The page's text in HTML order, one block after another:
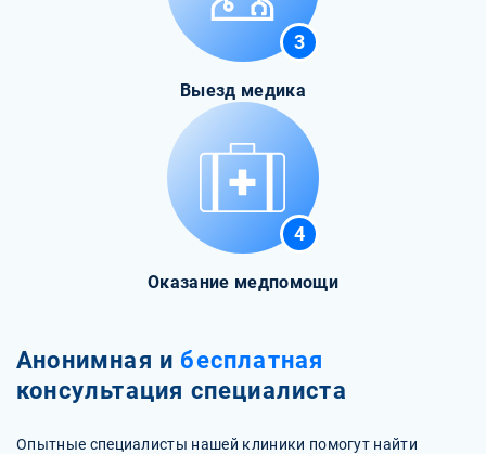
3
Выезд медика
4
Оказание медпомощи
Анонимная и бесплатная
консультация специалиста
Опытные специалисты нашей клиники помогут найти